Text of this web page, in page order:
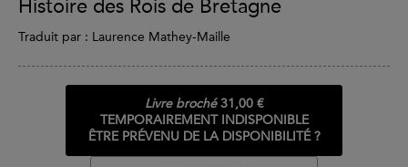
Histoire des Rois de Bretagne
Traduit par : Laurence Mathey-Maille
Livre broché 31,00 €
TEMPORAIREMENT INDISPONIBLE
ÊTRE PRÉVENU DE LA DISPONIBILITÉ ?